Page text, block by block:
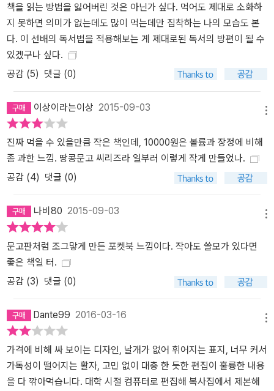
책을 읽는 방법을 잃어버린 것은 아닌가 싶다. 먹어도 제대로 소화하
지 못하면 의미가 없는데도 많이 먹는데만 집착하는 나의 모습도 본
다. 이 선배의 독서법을 적용해보는 게 제대로된 독서의 방편이 될 수
있겠구나 싶다.
공감 (5) 댓글 (0)
이상이라는이상 2015-09-03
진짜 먹을 수 있을만큼 작은 책인데, 10000원은 볼륨과 장정에 비해
좀 과한 느낌. 땅콩문고 씨리즈라 일부러 이렇게 작게 만들었나.
공감 (4) 댓글 (0)
나비80 2015-09-03
문고판처럼 조그맣게 만든 포켓북 느낌이다. 작아도 쓸모가 있다면
좋은 책일 터.
공감 (3) 댓글 (0)
Dante99 2016-03-16
가격에 비해 싸 보이는 디자인, 날개가 없어 휘어지는 표지, 너무 커서
가독성이 떨어지는 활자, 고민 없이 대충 한 듯한 편집이 훌륭한 내용
을 다 깎아먹습니다. 대학 시절 컴퓨터로 편집해 복사집에서 제본해